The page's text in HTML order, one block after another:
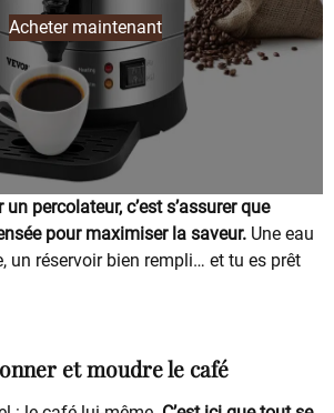
Acheter maintenant
un percolateur, c’est s’assurer que
pour maximiser la saveur. Une eau
un réservoir bien rempli… et tu es prêt
et moudre le café